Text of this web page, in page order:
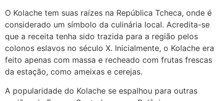
O Kolache tem suas raízes na República Tcheca, onde é
considerado um símbolo da culinária local. Acredita-se
que a receita tenha sido trazida para a região pelos
colonos eslavos no século X. Inicialmente, o Kolache era
feito apenas com massa e recheado com frutas frescas
da estação, como ameixas e cerejas.
A popularidade do Kolache se espalhou para outras